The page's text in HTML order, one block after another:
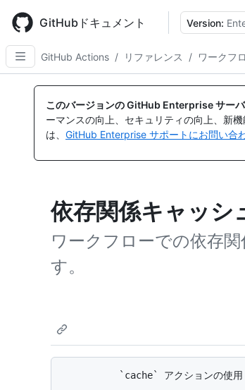
main
content
GitHubドキュメント Version:
GitHub Actions / リファレンス / ワークフ
このバージョンの GitHub Enterprise サー
ーマンスの向上、セキュリティの向上、新機
は、 GitHub Enterprise サポートにお問い合
依存関係キャッシ
ワークフローでの依存
す。